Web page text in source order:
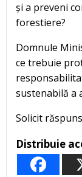
și a preveni
forestiere?
Domnule
ce trebuie
sustenabilă a
Solicit răspuns
Distribuie